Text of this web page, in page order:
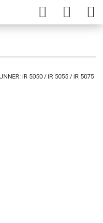
iR 5050 / iR 5055 / iR 5075